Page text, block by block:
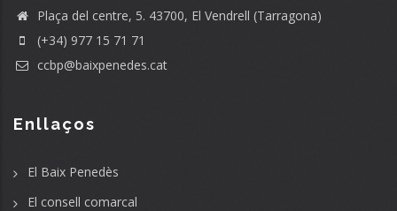
Plaça del centre, 5. 43700, El Vendrell (Tarragona)
(+34) 977 15 71 71
ccbp@baixpenedes.cat
Enllaços
El Baix Penedès
El consell comarcal